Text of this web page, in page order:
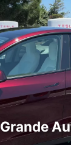
Grande